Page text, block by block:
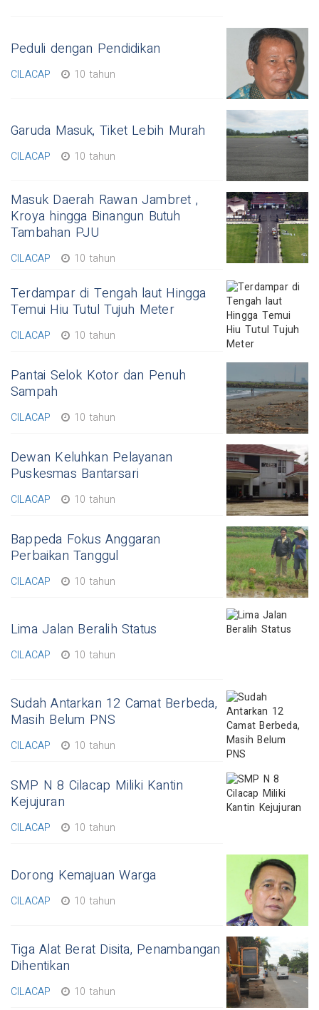
Peduli dengan Pendidikan
CILACAP 10 tahun
Garuda Masuk, Tiket Lebih Murah
CILACAP 10 tahun
Masuk Daerah Rawan Jambret ,
Kroya hingga Binangun Butuh
Tambahan PJU
CILACAP 10 tahun
Terdampar di Tengah laut Hingga
Temui Hiu Tutul Tujuh Meter
CILACAP 10 tahun
Pantai Selok Kotor dan Penuh
Sampah
CILACAP 10 tahun
Dewan Keluhkan Pelayanan
Puskesmas Bantarsari
CILACAP 10 tahun
Bappeda Fokus Anggaran
Perbaikan Tanggul
CILACAP 10 tahun
Lima Jalan Beralih Status
CILACAP 10 tahun
Sudah Antarkan 12 Camat Berbeda,
Masih Belum PNS
CILACAP 10 tahun
SMP N 8 Cilacap Miliki Kantin
Kejujuran
CILACAP 10 tahun
Dorong Kemajuan Warga
CILACAP 10 tahun
Tiga Alat Berat Disita, Penambangan
Dihentikan
CILACAP 10 tahun